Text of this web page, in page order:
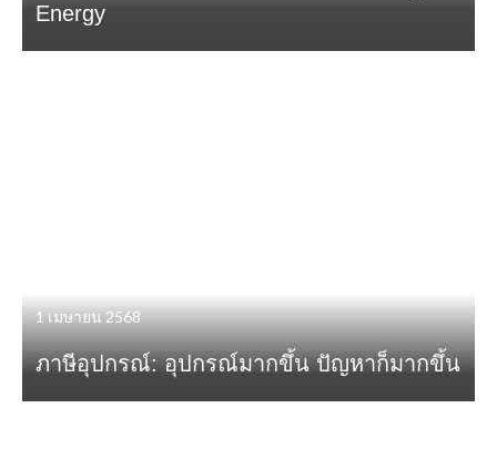
Energy
1 เมษายน 2568
ภาษีอุปกรณ์: อุปกรณ์มากขึ้น ปัญหาก็มากขึ้น